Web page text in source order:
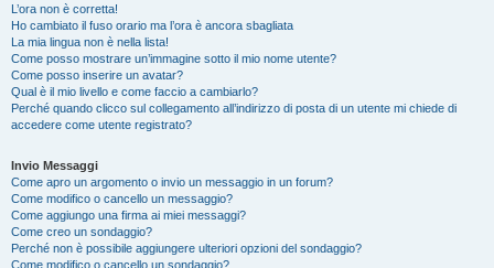
L’ora non è corretta!
Ho cambiato il fuso orario ma l’ora è ancora sbagliata
La mia lingua non è nella lista!
Come posso mostrare un’immagine sotto il mio nome utente?
Come posso inserire un avatar?
Qual è il mio livello e come faccio a cambiarlo?
Perché quando clicco sul collegamento all’indirizzo di posta di un utente mi chiede di
accedere come utente registrato?
Invio Messaggi
Come apro un argomento o invio un messaggio in un forum?
Come modifico o cancello un messaggio?
Come aggiungo una firma ai miei messaggi?
Come creo un sondaggio?
Perché non è possibile aggiungere ulteriori opzioni del sondaggio?
Come modifico o cancello un sondaggio?